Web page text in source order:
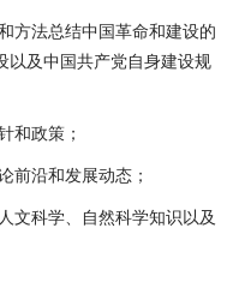
方法总结中国革命和建设的
以及中国共产党自身建设规
和政策；
前沿和发展动态；
文科学、自然科学知识以及